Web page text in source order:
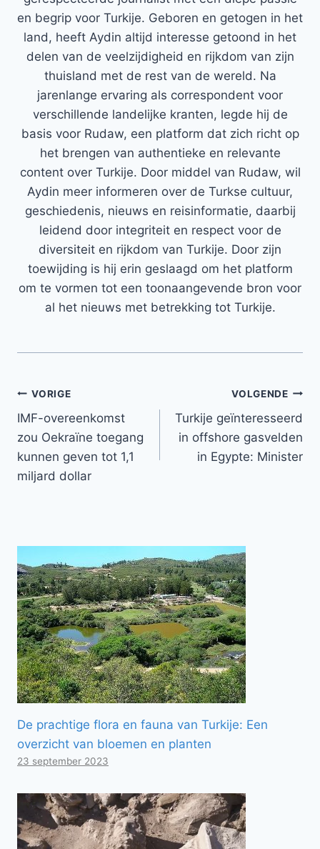
en begrip voor Turkije. Geboren en getogen in het
land, heeft Aydin altijd interesse getoond in het
delen van de veelzijdigheid en rijkdom van zijn
thuisland met de rest van de wereld. Na
jarenlange ervaring als correspondent voor
verschillende landelijke kranten, legde hij de
basis voor Rudaw, een platform dat zich richt op
het brengen van authentieke en relevante
content over Turkije. Door middel van Rudaw, wil
Aydin meer informeren over de Turkse cultuur,
geschiedenis, nieuws en reisinformatie, daarbij
leidend door integriteit en respect voor de
diversiteit en rijkdom van Turkije. Door zijn
toewijding is hij erin geslaagd om het platform
om te vormen tot een toonaangevende bron voor
al het nieuws met betrekking tot Turkije.
Bericht
navigatie
VORIGE
IMF-overeenkomst
zou Oekraïne toegang
kunnen geven tot 1,1
miljard dollar
VOLGENDE
Turkije geïnteresseerd
in offshore gasvelden
in Egypte: Minister
De prachtige flora en fauna van Turkije: Een
overzicht van bloemen en planten
23 september 2023